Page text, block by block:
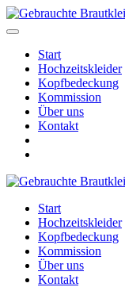
Start
Hochzeitskleider
Kopfbedeckung
Kommission
Über uns
Kontakt
Start
Hochzeitskleider
Kopfbedeckung
Kommission
Über uns
Kontakt